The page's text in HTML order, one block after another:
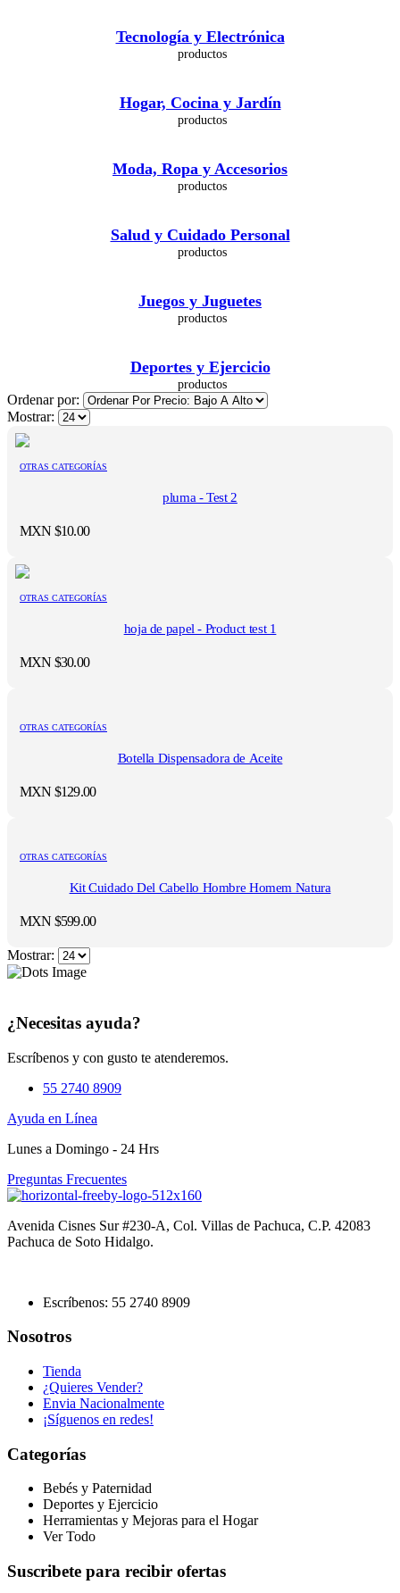
Tecnología y Electrónica
Hogar, Cocina y Jardín
Moda, Ropa y Accesorios
Salud y Cuidado Personal
Juegos y Juguetes
Deportes y Ejercicio
Ordenar por:
Mostrar:
OTRAS CATEGORÍAS
pluma - Test 2
MXN $10.00
OTRAS CATEGORÍAS
hoja de papel - Product test 1
MXN $30.00
OTRAS CATEGORÍAS
Botella Dispensadora de Aceite
MXN $129.00
OTRAS CATEGORÍAS
Kit Cuidado Del Cabello Hombre Homem Natura
MXN $599.00
Mostrar:
¿Necesitas ayuda?
Escríbenos y con gusto te atenderemos.
55 2740 8909
Ayuda en Línea
Lunes a Domingo - 24 Hrs
Preguntas Frecuentes
Avenida Cisnes Sur #230-A, Col. Villas de Pachuca, C.P. 42083
Pachuca de Soto Hidalgo.
Escríbenos: 55 2740 8909
Nosotros
Tienda
¿Quieres Vender?
Envia Nacionalmente
¡Síguenos en redes!
Categorías
Bebés y Paternidad
Deportes y Ejercicio
Herramientas y Mejoras para el Hogar
Ver Todo
Suscribete para recibir ofertas